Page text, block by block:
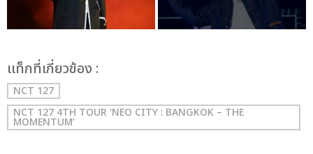
เเท็กที่เกี่ยวข้อง :
NCT 127
NCT 127 4TH TOUR ‘NEO CITY : BANGKOK – THE
MOMENTUM’